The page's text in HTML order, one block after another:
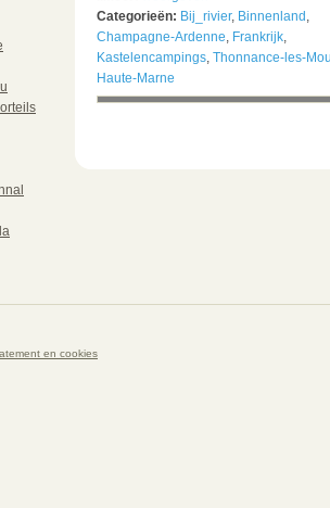
Categorieën: Bij_rivier, Binnenland ,
Champagne-Ardenne, Frankrijk,
Kastelencampings, Thonnance-les-
Haute-Marne
en cookies